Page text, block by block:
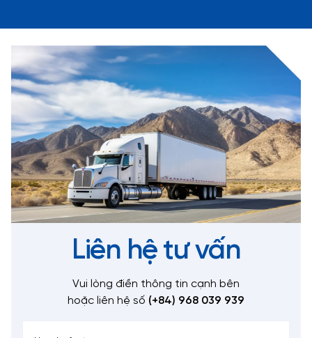
Liên hệ tư vấn
Vui lòng điền thông tin cạnh bên
hoặc liên hệ số (+84) 968 039 939